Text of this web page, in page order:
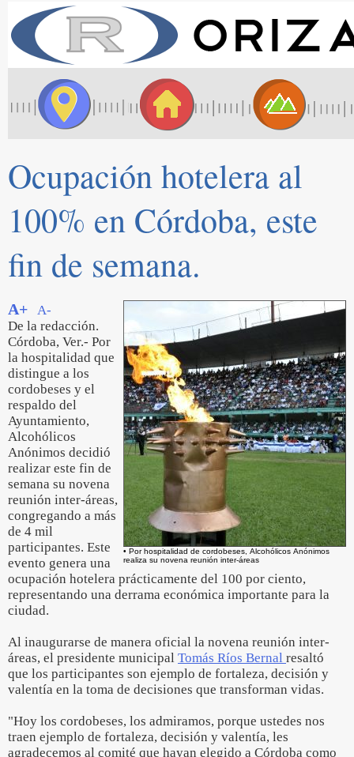
Ocupación hotelera al
100% en Córdoba, este
fin de semana.
• Por hospitalidad de cordobeses, Alcohólicos Anónimos
realiza su novena reunión inter-áreas
A+
A-
De la redacción.
Córdoba, Ver.- Por
la hospitalidad que
distingue a los
cordobeses y el
respaldo del
Ayuntamiento,
Alcohólicos
Anónimos decidió
realizar este fin de
semana su novena
reunión inter-áreas,
congregando a más
de 4 mil
participantes. Este
evento genera una
ocupación hotelera prácticamente del 100 por ciento,
representando una derrama económica importante para la
ciudad.
Al inaugurarse de manera oficial la novena reunión inter-
áreas, el presidente municipal Tomás Ríos Bernal resaltó
que los participantes son ejemplo de fortaleza, decisión y
valentía en la toma de decisiones que transforman vidas.
"Hoy los cordobeses, los admiramos, porque ustedes nos
traen ejemplo de fortaleza, decisión y valentía, les
agradecemos al comité que hayan elegido a Córdoba como